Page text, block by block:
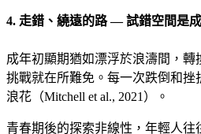
4. 走錯、繞遠的路 — 試錯空間是
成年初顯期猶如漂浮於浪濤間，
挑戰就在所難免。每一次跌倒和挫
浪花（Mitchell et al., 2021）。
青春期後的探索非線性，年輕人